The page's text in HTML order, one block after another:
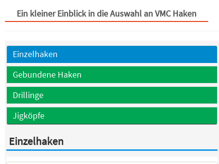
Ein kleiner Einblick in die Auswahl an VMC Haken
Einzelhaken
Gebundene Haken
Drillinge
Jigköpfe
Einzelhaken